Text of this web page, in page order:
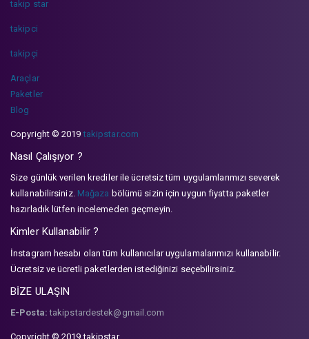
takip star
takipci
takipçi
Araçlar
Paketler
Blog
Copyright © 2019takipstar.com
Nasıl Çalışıyor ?
Size günlük verilen krediler ile ücretsiz tüm uygulamlarımızı severek
kullanabilirsiniz. Mağaza bölümü sizin için uygun fiyatta paketler
hazırladık lütfen incelemeden geçmeyin.
Kimler Kullanabilir ?
İnstagram hesabı olan tüm kullanıcılar uygulamalarımızı kullanabilir.
Ücretsiz ve ücretli paketlerden istediğinizi seçebilirsiniz.
BİZE ULAŞIN
E-Posta: takipstardestek@gmail.com
Copyright © 2019 takipstar.